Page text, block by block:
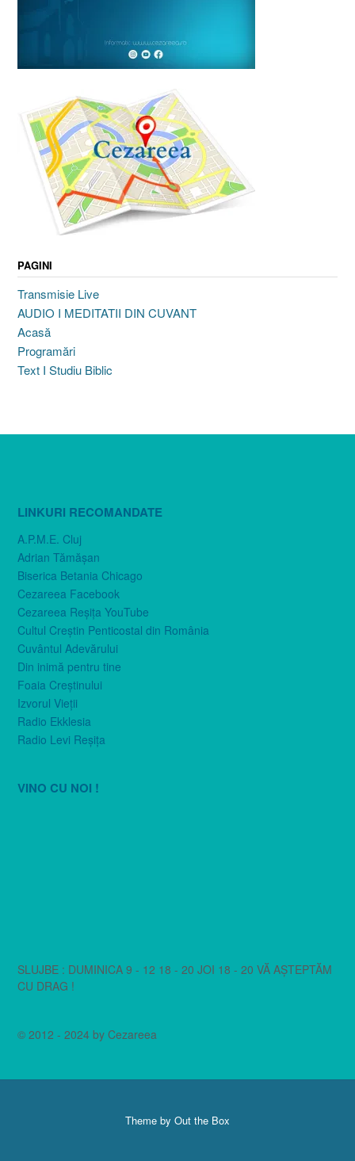
PAGINI
Transmisie Live
AUDIO I MEDITATII DIN CUVANT
Acasă
Programări
Text I Studiu Biblic
LINKURI RECOMANDATE
A.P.M.E. Cluj
Adrian Tămăşan
Biserica Betania Chicago
Cezareea Facebook
Cezareea Reşiţa YouTube
Cultul Creştin Penticostal din România
Cuvântul Adevărului
Din inimă pentru tine
Foaia Creştinului
Izvorul Vieţii
Radio Ekklesia
Radio Levi Reşiţa
VINO CU NOI !
SLUJBE : DUMINICA 9 - 12 18 - 20 JOI 18 - 20 VĂ AȘTEPTĂM
CU DRAG !
© 2012 - 2024 by Cezareea
Theme by Out the Box